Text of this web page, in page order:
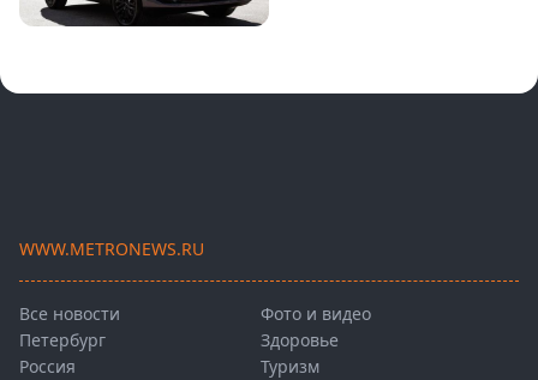
WWW.METRONEWS.RU
Все новости
Петербург
Россия
Фото и видео
Здоровье
Туризм